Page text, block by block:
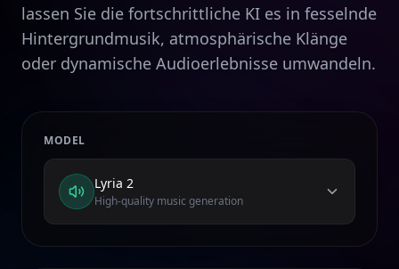
lassen Sie die fortschrittliche KI es in fesselnde
Hintergrundmusik, atmosphärische Klänge
oder dynamische Audioerlebnisse umwandeln.
MODEL
Lyria 2
High-quality music generation